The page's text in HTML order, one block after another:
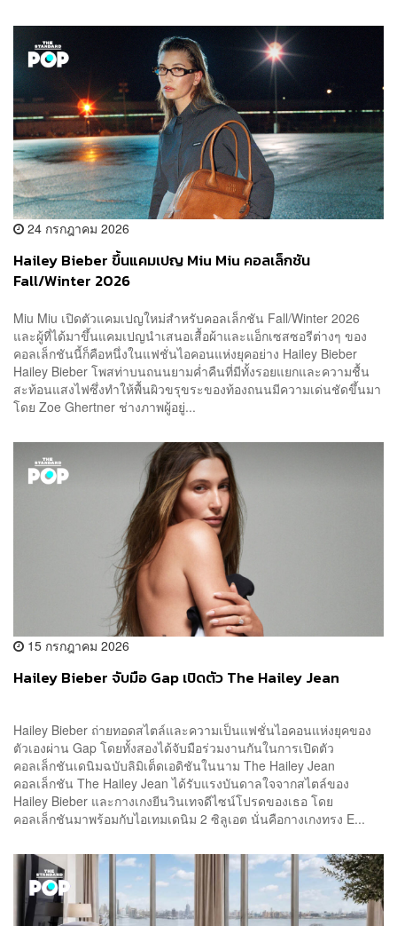
24 กรกฎาคม 2026
Hailey Bieber ขึ้นแคมเปญ Miu Miu คอลเล็กชัน
Fall/Winter 2026
Miu Miu เปิดตัวแคมเปญใหม่สำหรับคอลเล็กชัน Fall/Winter 2026
และผู้ที่ได้มาขึ้นแคมเปญนำเสนอเสื้อผ้าและแอ็กเซสซอรีต่างๆ ของ
คอลเล็กชันนี้ก็คือหนึ่งในแฟชั่นไอคอนแห่งยุคอย่าง Hailey Bieber
Hailey Bieber โพสท่าบนถนนยามค่ำคืนที่มีทั้งรอยแยกและความชื้น
สะท้อนแสงไฟซึ่งทำให้พื้นผิวขรุขระของท้องถนนมีความเด่นชัดขึ้นมา
โดย Zoe Ghertner ช่างภาพผู้อยู่...
15 กรกฎาคม 2026
Hailey Bieber จับมือ Gap เปิดตัว The Hailey Jean
Hailey Bieber ถ่ายทอดสไตล์และความเป็นแฟชั่นไอคอนแห่งยุคของ
ตัวเองผ่าน Gap โดยทั้งสองได้จับมือร่วมงานกันในการเปิดตัว
คอลเล็กชันเดนิมฉบับลิมิเต็ดเอดิชันในนาม The Hailey Jean
คอลเล็กชัน The Hailey Jean ได้รับแรงบันดาลใจจากสไตล์ของ
Hailey Bieber และกางเกงยีนวินเทจดีไซน์โปรดของเธอ โดย
คอลเล็กชันมาพร้อมกับไอเทมเดนิม 2 ซิลูเอต นั่นคือกางเกงทรง E...